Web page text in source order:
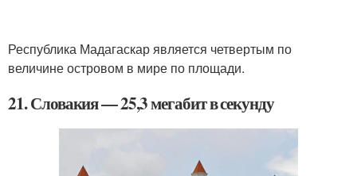
Республика Мадагаскар является четвертым по
величине островом в мире по площади.
21. Словакия — 25,3 мегабит в секунду